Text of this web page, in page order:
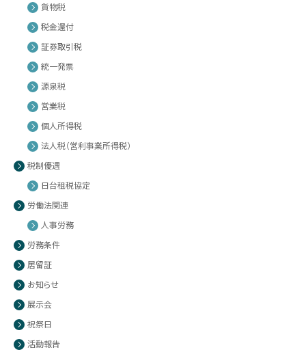
貨物税
税金還付
証券取引税
統一発票
源泉税
営業税
個人所得税
法人税（営利事業所得税）
税制優遇
日台租税協定
労働法関連
人事労務
労務条件
居留証
お知らせ
展示会
祝祭日
活動報告